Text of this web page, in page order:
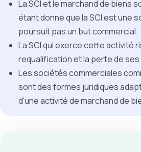
La SCI et le marchand de biens
étant donné que la SCI est une
poursuit pas un but commercial.
La SCI qui exerce cette activité
requalification et la perte de
Les sociétés commerciales
sont des formes juridiques
d'une activité de marchand de